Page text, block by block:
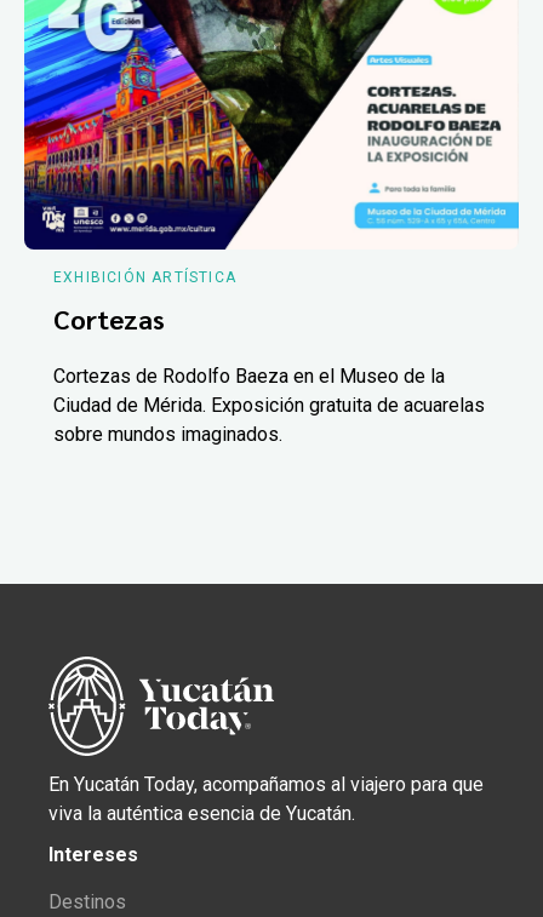
EXHIBICIÓN ARTÍSTICA
Cortezas
Cortezas de Rodolfo Baeza en el Museo de la
Ciudad de Mérida. Exposición gratuita de acuarelas
sobre mundos imaginados.
En Yucatán Today, acompañamos al viajero para que
viva la auténtica esencia de Yucatán.
Intereses
Destinos